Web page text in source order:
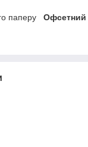
паперу
Офсетний